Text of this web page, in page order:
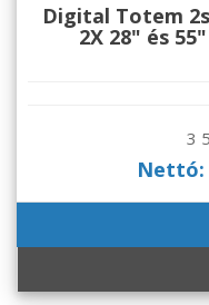
Digital Totem
2X 28" és
3
Nettó: